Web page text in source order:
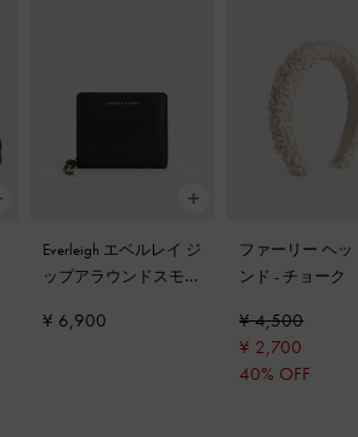
Everleigh エベルレイ ジ
ップアラウンドスモー
ク
¥ 6,900
ファーリー ヘッ
ンド- チョーク
¥ 4,500
¥ 2,700
40% OFF